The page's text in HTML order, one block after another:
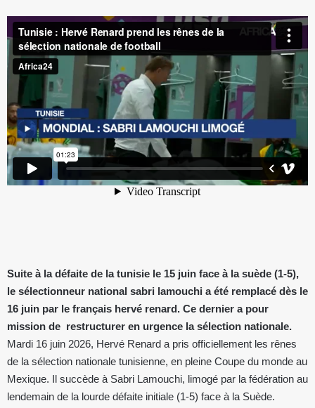
Suite à la défaite de la tunisie le 15 juin face à la suède (1-5),
le sélectionneur national sabri lamouchi a été remplacé dès le
16 juin par le français hervé renard. Ce dernier a pour
mission de restructurer en urgence la sélection nationale.
Mardi 16 juin 2026, Hervé Renard a pris officiellement les rênes
de la sélection nationale tunisienne, en pleine Coupe du monde au
Mexique. Il succède à Sabri Lamouchi, limogé par la fédération au
lendemain de la lourde défaite initiale (1-5) face à la Suède.